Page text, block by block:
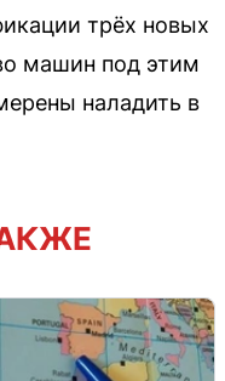
трёх новых
машин под этим
наладить в